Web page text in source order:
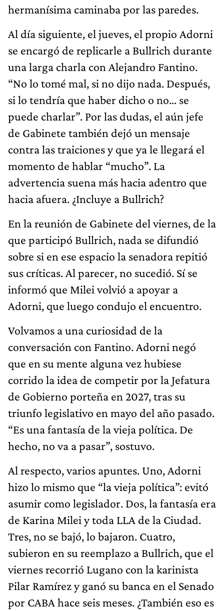
hermanísima caminaba por las paredes.
Al día siguiente, el jueves, el propio Adorni
se encargó de replicarle a Bullrich durante
una larga charla con Alejandro Fantino.
“No lo tomé mal, si no dijo nada. Después,
si lo tendría que haber dicho o no… se
puede charlar”. Por las dudas, el aún jefe
de Gabinete también dejó un mensaje
contra las traiciones y que ya le llegará el
momento de hablar “mucho”. La
advertencia suena más hacia adentro que
hacia afuera. ¿Incluye a Bullrich?
En la reunión de Gabinete del viernes, de la
que participó Bullrich, nada se difundió
sobre si en ese espacio la senadora repitió
sus críticas. Al parecer, no sucedió. Sí se
informó que Milei volvió a apoyar a
Adorni, que luego condujo el encuentro.
Volvamos a una curiosidad de la
conversación con Fantino. Adorni negó
que en su mente alguna vez hubiese
corrido la idea de competir por la Jefatura
de Gobierno porteña en 2027, tras su
triunfo legislativo en mayo del año pasado.
“Es una fantasía de la vieja política. De
hecho, no va a pasar”, sostuvo.
Al respecto, varios apuntes. Uno, Adorni
hizo lo mismo que “la vieja política”: evitó
asumir como legislador. Dos, la fantasía era
de Karina Milei y toda LLA de la Ciudad.
Tres, no se bajó, lo bajaron. Cuatro,
subieron en su reemplazo a Bullrich, que el
viernes recorrió Lugano con la karinista
Pilar Ramírez y ganó su banca en el Senado
por CABA hace seis meses. ¿También eso es